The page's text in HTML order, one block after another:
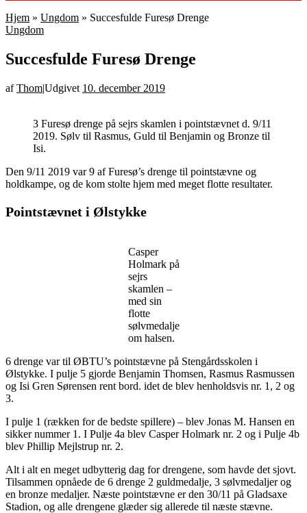
Hjem » Ungdom » Succesfulde Furesø Drenge
Ungdom
Succesfulde Furesø Drenge
afThom|Udgivet 10. december 2019
3 Furesø drenge på sejrs skamlen i pointstævnet d. 9/11
2019. Sølv til Rasmus, Guld til Benjamin og Bronze til
Isi.
Den 9/11 2019 var 9 af Furesø’s drenge til pointstævne og
holdkampe, og de kom stolte hjem med meget flotte resultater.
Pointstævnet i Ølstykke
Casper
Holmark på
sejrs
skamlen –
med sin
flotte
sølvmedalje
om halsen.
6 drenge var til ØBTU’s pointstævne på Stengårdsskolen i
Ølstykke. I pulje 5 gjorde Benjamin Thomsen, Rasmus Rasmussen
og Isi Gren Sørensen rent bord. idet de blev henholdsvis nr. 1, 2 og
3.
I pulje 1 (rækken for de bedste spillere) – blev Jonas M. Hansen en
sikker nummer 1. I Pulje 4a blev Casper Holmark nr. 2 og i Pulje 4b
blev Phillip Mejlstrup nr. 2.
Alt i alt en meget udbytterig dag for drengene, som havde det sjovt.
Tilsammen opnåede de 6 drenge 2 guldmedalje, 3 sølvmedaljer og
en bronze medaljer. Næste pointstævne er den 30/11 på Gladsaxe
Stadion, og alle drengene glæder sig allerede til næste stævne.